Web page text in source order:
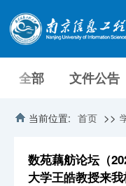
全部 文件公告
当前位置: 首页 >>
数苑藕舫论坛（
大学王皓教授来